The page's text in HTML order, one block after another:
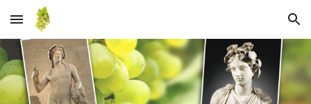
Skip to main content Skip to navigation